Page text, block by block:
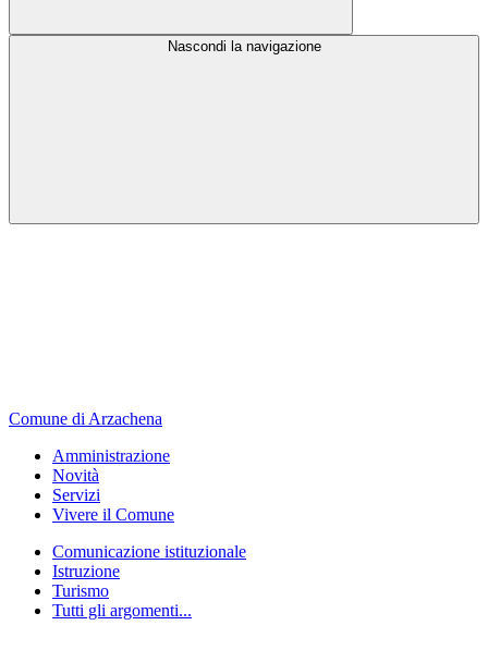
Nascondi la navigazione
Comune di Arzachena
Amministrazione
Novità
Servizi
Vivere il Comune
Comunicazione istituzionale
Istruzione
Turismo
Tutti gli argomenti...